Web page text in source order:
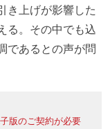
き上げが影響した
る。その中でも込
であるとの声が問
版のご契約が必要